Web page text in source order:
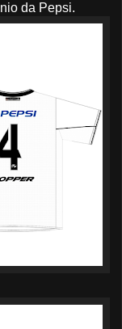
da Pepsi.